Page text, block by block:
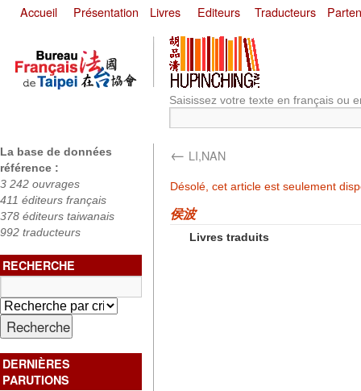
Accueil Présentation Livres Editeurs Traducteurs
Saisissez votre texte en français ou
La base de données
référence :
3 242 ouvrages
411 éditeurs français
378 éditeurs taiwanais
992 traducteurs
RECHERCHE
DERNIÈRES
PARUTIONS
← LI,NAN
Désolé, cet article est seulement
侯波
Livres traduits